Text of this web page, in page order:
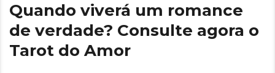
Quando viverá um romance
de verdade? Consulte agora o
Tarot do Amor